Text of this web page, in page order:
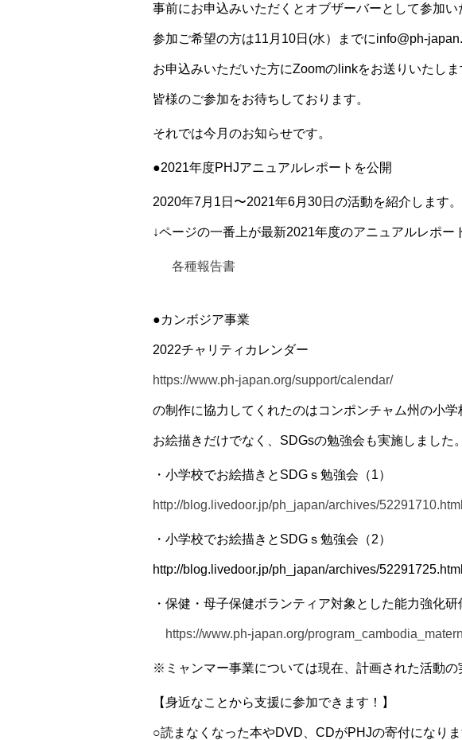
事前にお申込みいただくとオブザーバーとして参加い
参加ご希望の方は11月10日(水）までにinfo@ph-
お申込みいただいた方にZoomのlinkをお送りいたしま
皆様のご参加をお待ちしております。
それでは今月のお知らせです。
●2021年度PHJアニュアルレポートを公開
2020年7月1日〜2021年6月30日の活動を紹介します。
↓ページの一番上が最新2021年度のアニュアルレポー
各種報告書
●カンボジア事業
2022チャリティカレンダー
https://www.ph-japan.org/support/calendar/
の制作に協力してくれたのはコンポンチャム州の小学
お絵描きだけでなく、SDGsの勉強会も実施しました。
・小学校でお絵描きとSDGｓ勉強会（1）
http://blog.livedoor.jp/ph_japan/archives/52291710.html
・小学校でお絵描きとSDGｓ勉強会（2）
http://blog.livedoor.jp/ph_japan/archives/52291725.html
・保健・母子保健ボランティア対象とした能力強化
https://www.ph-japan.org/
※ミャンマー事業については現在、計画された活動の
【身近なことから支援に参加できます！】
○読まなくなった本やDVD、CDがPHJの寄付になり